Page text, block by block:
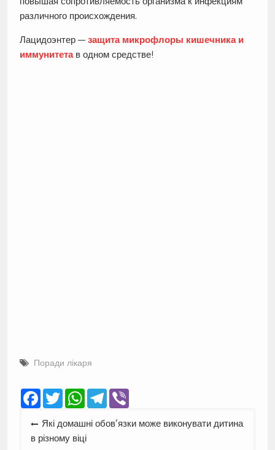
различного происхождения.
Лацидоэнтер — защита микрофлоры кишечника и
иммунитетав одном средстве!
Поради лікаря
Facebook
TwitterWhatsApp
Telegram
Viber
Навігація
записів
Які домашні обов’язки може виконувати дитина
в різному віці